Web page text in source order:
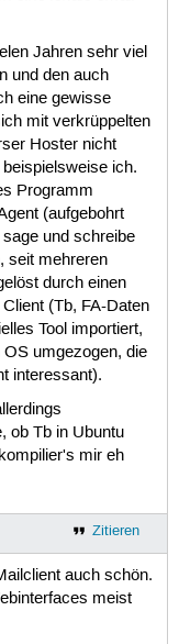
Jahren sehr viel
und den auch
eine gewisse
mit verkrüppelten
Hoster nicht
ich.
Programm
(aufgebohrt
und schreibe
seit mehreren
durch einen
(Tb, FA-Daten
Tool importiert,
umgezogen, die
interessant).
ob Tb in Ubuntu
mir eh
Zitieren
auch schön.
meist